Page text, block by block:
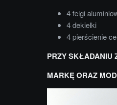
4 felgi
4 dekielki
4 pierścienie
PRZY SKŁADANIU
MARKĘ ORAZ